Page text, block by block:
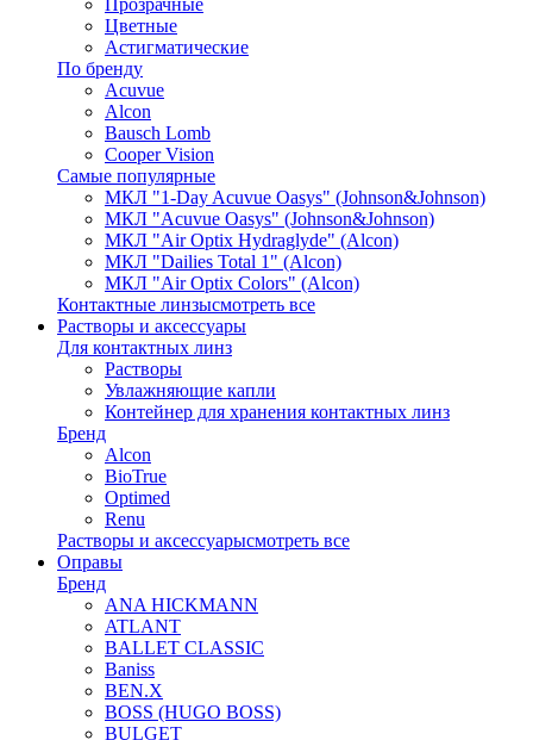
Цветные
Астигматические
По бренду
Acuvue
Alcon
Bausch Lomb
Cooper Vision
Самые популярные
МКЛ "1-Day Acuvue Oasys" (Johnson&Johnson)
МКЛ "Acuvue Oasys" (Johnson&Johnson)
МКЛ "Air Optix Hydraglyde" (Alcon)
МКЛ "Dailies Total 1" (Alcon)
МКЛ "Air Optix Colors" (Alcon)
Контактные линзысмотреть все
Растворы и аксессуары
Для контактных линз
Растворы
Увлажняющие капли
Контейнер для хранения контактных линз
Бренд
Alcon
BioTrue
Optimed
Renu
Растворы и аксессуарысмотреть все
Оправы
Бренд
ANA HICKMANN
ATLANT
BALLET CLASSIC
Baniss
BEN.X
BOSS (HUGO BOSS)
BULGET